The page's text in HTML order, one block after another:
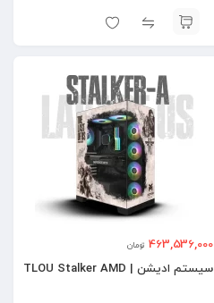
463,536,000 تومان
سیستم ادیشن | TLOU Stalker AMD